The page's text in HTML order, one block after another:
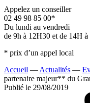
Appelez un conseiller
02 49 98 85 00*
Du lundi au vendredi
de 9h à 12H30 et de 14H à
* prix d’un appel local
Accueil — Actualités —
partenaire majeur** du
Publié le 29/08/2019